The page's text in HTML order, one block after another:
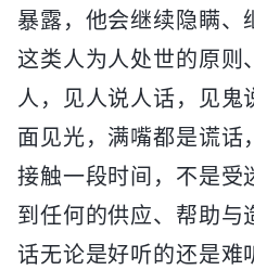
暴露，他会继续隐瞒、
这类人为人处世的原则
人，见人说人话，见鬼
面见光，满嘴都是谎话
接触一段时间，不是受
到任何的供应、帮助与
话无论是好听的还是难